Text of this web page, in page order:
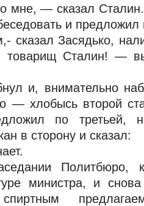
мне, — сказал
и предложил
сказал Засядько,
товарищ Сталин! —
и, внимательно
— хлобысь второй
по третьей,
в сторону и сказал:
Политбюро,
министра, и
спиртным